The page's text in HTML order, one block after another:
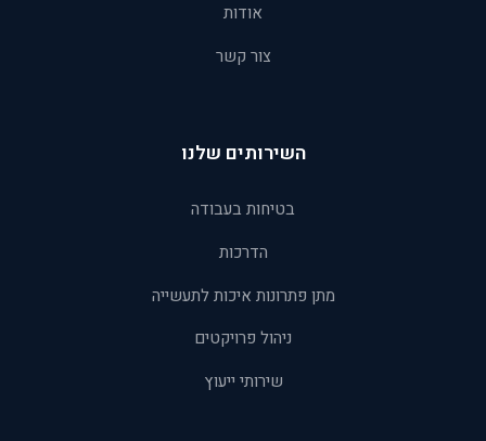
אודות
צור קשר
השירותים שלנו
בטיחות בעבודה
הדרכות
מתן פתרונות איכות לתעשייה
ניהול פרויקטים
שירותי ייעוץ